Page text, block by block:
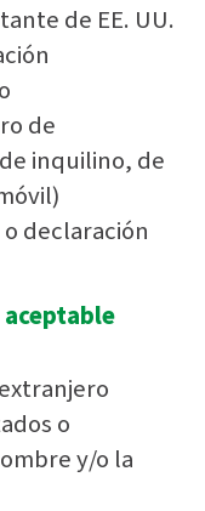
de EE. UU.
de
inquilino, de
declaración
o
y/o la